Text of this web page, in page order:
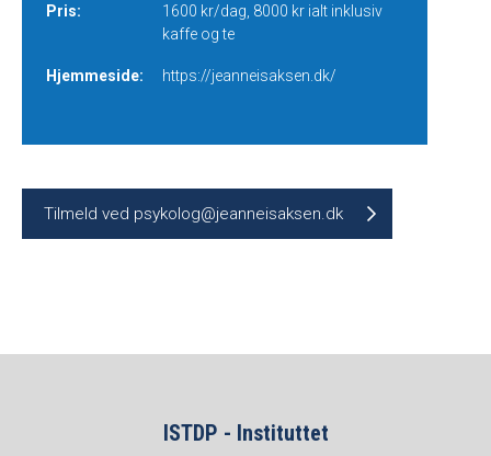
Pris:
1600 kr/dag, 8000 kr ialt inklusiv
kaffe og te
Hjemmeside: https://jeanneisaksen.dk/
Tilmeld ved psykolog@jeanneisaksen.dk
ISTDP - Instituttet